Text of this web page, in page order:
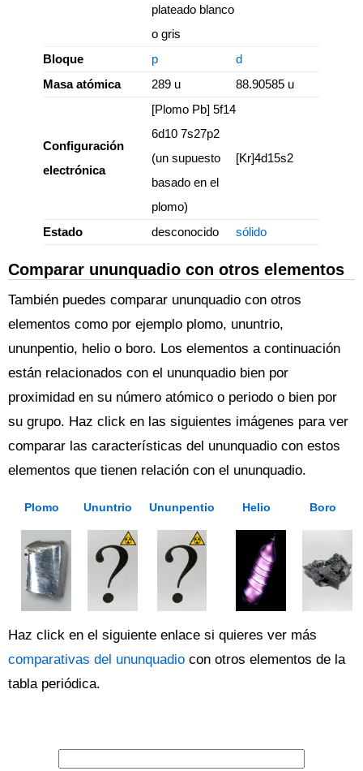
plateado blanco
o gris
Bloque p
d
Masa atómica
289 u 88.90585 u
Configuración
electrónica
[Plomo Pb] 5f14
6d10 7s27p2
(un supuesto
basado en el
plomo)
[Kr]4d15s2
Estado desconocido sólido
Comparar ununquadio con otros elementos
También puedes comparar ununquadio con otros
elementos como por ejemplo plomo, ununtrio,
ununpentio, helio o boro. Los elementos a continuación
están relacionados con el ununquadio bien por
proximidad en su número atómico o periodo o bien por
su grupo. Haz click en las siguientes imágenes para ver
comparar las características del ununquadio con estos
elementos que tienen relación con el ununquadio.
Plomo Ununtrio Ununpentio Helio Boro
Haz click en el siguiente enlace si quieres ver más
comparativas del ununquadio con otros elementos de la
tabla periódica.